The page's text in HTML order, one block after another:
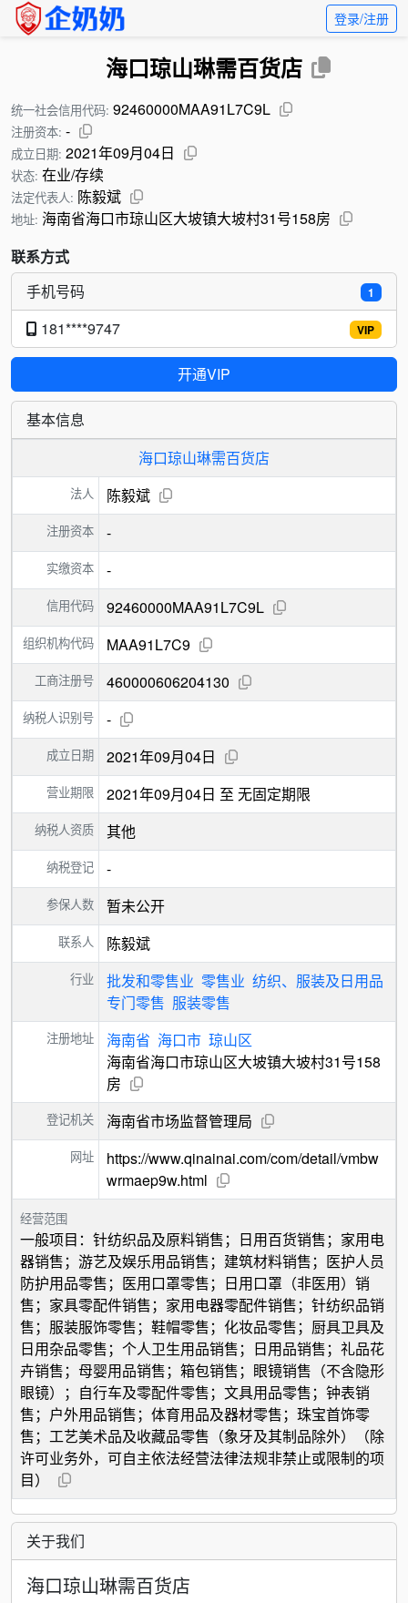
登录/注册
海口琼山琳需百货店
统一社会信用代码: 92460000MAA91L7C9L
注册资本: -
成立日期: 2021年09月04日
状态: 在业/存续
法定代表人: 陈毅斌
地址: 海南省海口市琼山区大坡镇大坡村31号158房
联系方式
1
手机号码
VIP
181****9747
开通VIP
基本信息
海口琼山琳需百货店
法人 陈毅斌
注册资本 -
实缴资本 -
信用代码 92460000MAA91L7C9L
组织机构代码 MAA91L7C9
工商注册号 460000606204130
纳税人识别号 -
成立日期 2021年09月04日
营业期限 2021年09月04日 至 无固定期限
纳税人资质 其他
纳税登记 -
参保人数 暂未公开
联系人 陈毅斌
行业 批发和零售业 零售业 纺织、服装及日用品
专门零售 服装零售
注册地址 海南省 海口市 琼山区
海南省海口市琼山区大坡镇大坡村31号158
房
登记机关 海南省市场监督管理局
网址
https://www.qinainai.com/com/detail/vmbw
wrmaep9w.html
经营范围
一般项目：针纺织品及原料销售；日用百货销售；家用电
器销售；游艺及娱乐用品销售；建筑材料销售；医护人员
防护用品零售；医用口罩零售；日用口罩（非医用）销
售；家具零配件销售；家用电器零配件销售；针纺织品销
售；服装服饰零售；鞋帽零售；化妆品零售；厨具卫具及
日用杂品零售；个人卫生用品销售；日用品销售；礼品花
卉销售；母婴用品销售；箱包销售；眼镜销售（不含隐形
眼镜）；自行车及零配件零售；文具用品零售；钟表销
售；户外用品销售；体育用品及器材零售；珠宝首饰零
售；工艺美术品及收藏品零售（象牙及其制品除外）（除
许可业务外，可自主依法经营法律法规非禁止或限制的项
目）
关于我们
海口琼山琳需百货店